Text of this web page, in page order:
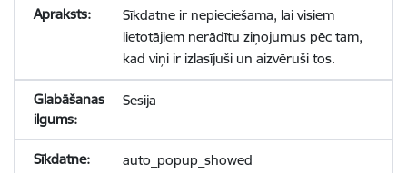
Sīkdatne ir nepieciešama, lai visiem
lietotājiem nerādītu ziņojumus pēc tam,
kad viņi ir izlasījuši un aizvēruši tos.
Sesija
auto_popup_showed